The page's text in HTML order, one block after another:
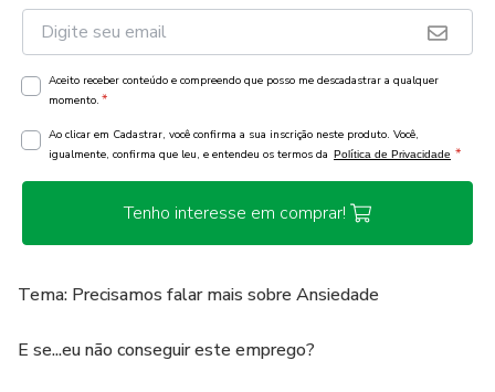
Aceito receber conteúdo e compreendo que posso me descadastrar a qualquer
momento. *
Ao clicar em Cadastrar, você confirma a sua inscrição neste produto. Você,
igualmente, confirma que leu, e entendeu os termos da Política de Privacidade *
Tenho interesse em comprar!
Tema: Precisamos falar mais sobre Ansiedade
E se...eu não conseguir este emprego?